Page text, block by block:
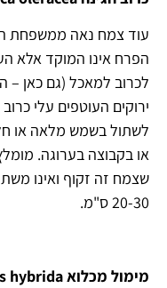
עוד צמח נאה ממשפחת
הפרח אינו המוקד אלא
לכרוב למאכל (גם כאן –
ירוקים העוטפים עלי
לשתול בשמש מלאה או
שצמח זה זקוף ואינו
20-30 ס"מ.
מימול מכלוא Mimulus hybrida (מימולוס)